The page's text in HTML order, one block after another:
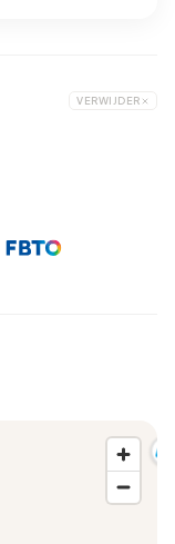
VERWIJDER